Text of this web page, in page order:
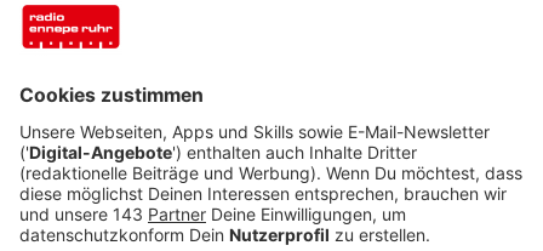
Staus und Flughäfen.
Anzeige
ADAC warnt vor Staus am Wochenende